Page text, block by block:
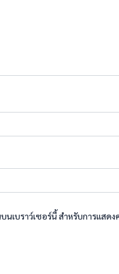
เบราว์เซอร์นี้ สำหรับการแสดง